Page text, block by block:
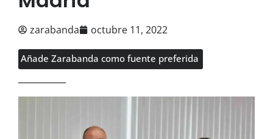
zarabanda octubre 11, 2022
Añade Zarabanda como fuente preferida